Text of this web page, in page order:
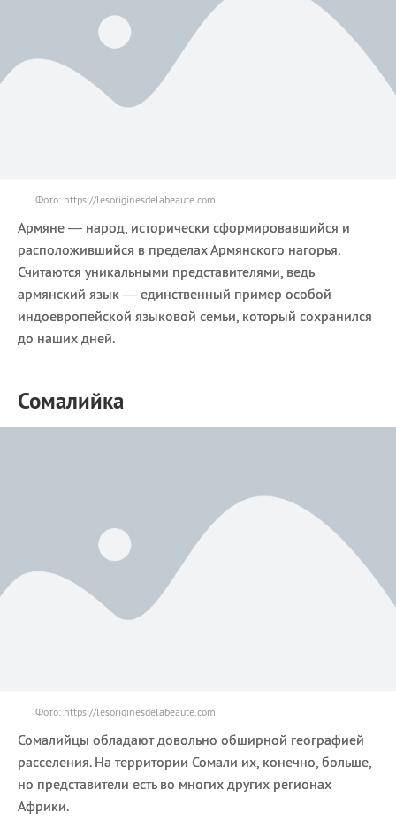
Фото: https://lesoriginesdelabeaute.com
Армяне — народ, исторически сформировавшийся и
расположившийся в пределах Армянского нагорья.
Считаются уникальными представителями, ведь
армянский язык — единственный пример особой
индоевропейской языковой семьи, который сохранился
до наших дней.
Сомалийка
Фото: https://lesoriginesdelabeaute.com
Сомалийцы обладают довольно обширной географией
расселения. На территории Сомали их, конечно, больше,
но представители есть во многих других регионах
Африки.